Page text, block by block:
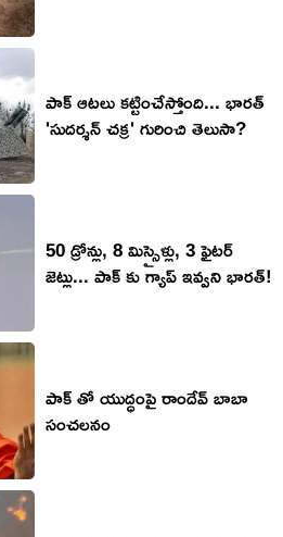
పాక్ ఆటలు కట్టించేస్తోంది... భారత్
'సుదర్శన్ చక్ర' గురించి తెలుసా?
50 డ్రోన్లు, 8 మిస్సైళ్లు, 3 ఫైటర్
జెట్లు... పాక్ కు గ్యాప్ ఇవ్వని భారత్!
పాక్ తో యుద్ధంపై రాందేవ్ బాబా
సంచలనం